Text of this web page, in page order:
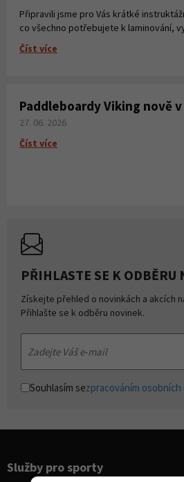
Připravili jsme pro Vás krátké
co všechno potřebujete k laminování,
Číst více
Paddleboardy Viking nově
27. 06. 2026
Číst více
PŘIHLASTE SE K ODBĚRU
Získejte přehled o novinkách a akcích
Přihlašte se k odběru novinek.
Souhlasím sezpracováním osobních
Služby pro sporty